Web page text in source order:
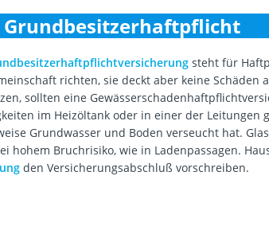
Grundbesitzerhaftpflicht
steht für
richten, sie deckt aber keine Schäden
sollten eine
im Heizöltank oder in einer der Leitungen
Grundwasser und Boden verseucht hat.
hohem Bruchrisiko, wie in Ladenpassagen.
den Versicherungsabschluß vorschreiben.